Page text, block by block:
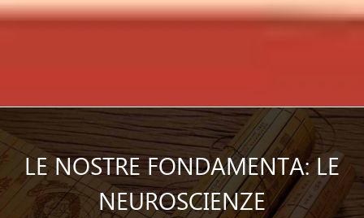
LE NOSTRE FONDAMENTA: LE
NEUROSCIENZE